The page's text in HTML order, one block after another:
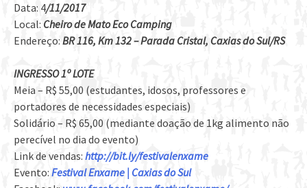
Data: 4/11/2017
Local: Cheiro de Mato Eco Camping
Endereço: BR 116, Km 132 – Parada Cristal, Caxias do Sul/RS
INGRESSO 1º LOTE
Meia – R$ 55,00 (estudantes, idosos, professores e
portadores de necessidades especiais)
Solidário – R$ 65,00 (mediante doação de 1kg alimento não
perecível no dia do evento)
Link de vendas: http://bit.ly/festivalenxame
Evento: Festival Enxame | Caxias do Sul